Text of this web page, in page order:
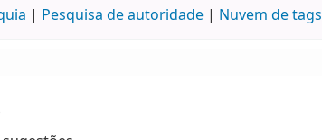
Pesquisa de autoridade Nuvem de tags